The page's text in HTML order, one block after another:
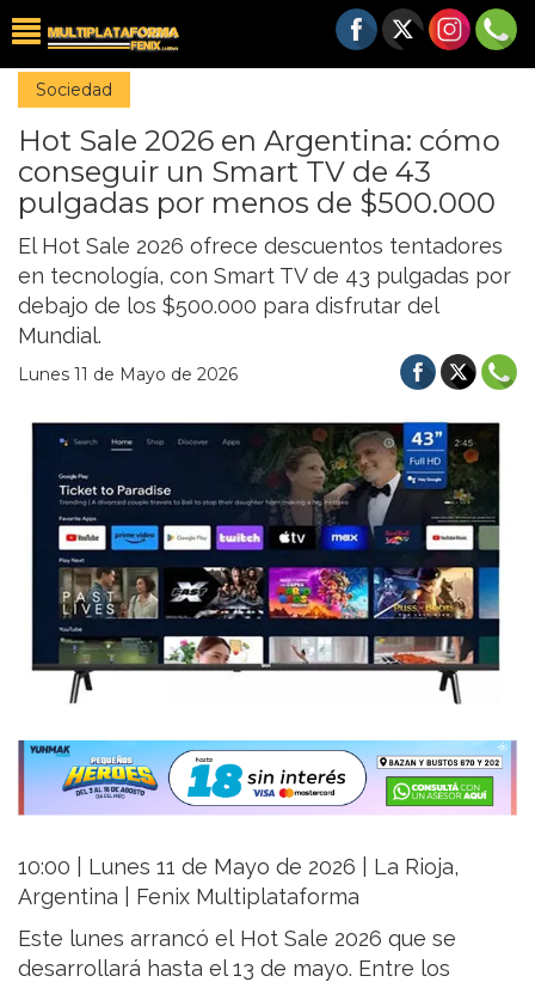
Sociedad
Hot Sale 2026 en Argentina: cómo
conseguir un Smart TV de 43
pulgadas por menos de $500.000
El Hot Sale 2026 ofrece descuentos tentadores
en tecnología, con Smart TV de 43 pulgadas por
debajo de los $500.000 para disfrutar del
Mundial.
Lunes 11 de Mayo de 2026
10:00 | Lunes 11 de Mayo de 2026 | La Rioja,
Argentina | Fenix Multiplataforma
Este lunes arrancó el Hot Sale 2026 que se
desarrollará hasta el 13 de mayo. Entre los